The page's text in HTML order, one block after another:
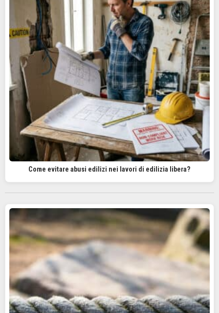
Come evitare abusi edilizi nei lavori di edilizia libera?